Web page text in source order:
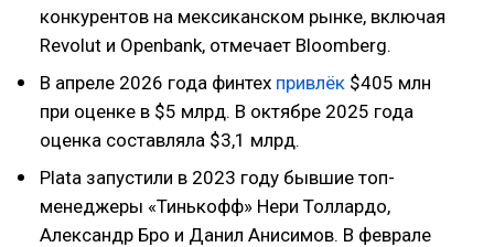
конкурентов на мексиканском рынке, включая
Revolut и Openbank, отмечает Bloomberg.
В апреле 2026 года финтех привлёк $405 млн
при оценке в $5 млрд. В октябре 2025 года
оценка составляла $3,1 млрд.
Plata запустили в 2023 году бывшие топ-
менеджеры «Тинькофф» Нери Толлардо,
Александр Бро и Данил Анисимов. В феврале